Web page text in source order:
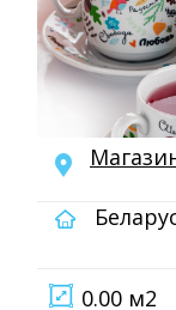
0.00 м2